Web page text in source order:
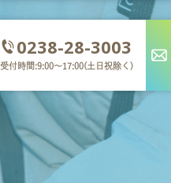
0238-28-3003
受付時間:9:00～17:00(土日祝除く)